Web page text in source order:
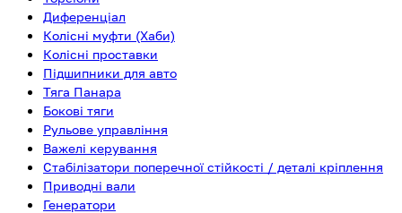
Диференціал
Колісні муфти (Хаби)
Колісні проставки
Підшипники для авто
Тяга Панара
Бокові тяги
Рульове управління
Важелі керування
Стабілізатори поперечної стійкості / деталі кріплення
Приводні вали
Генератори